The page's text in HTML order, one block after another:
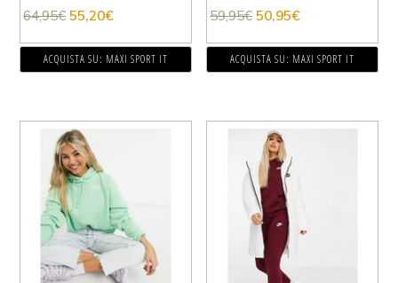
64,95€ 55,20€
ACQUISTA SU: MAXI SPORT IT
59,95€ 50,95€
ACQUISTA SU: MAXI SPORT IT